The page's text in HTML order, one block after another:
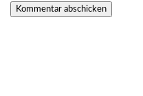
Kommentar abschicken